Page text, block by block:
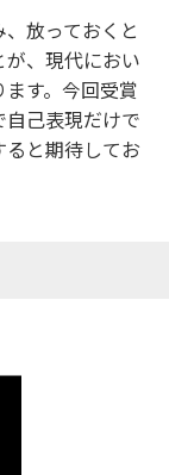
放っておくと
、現代におい
す。今回受賞
己表現だけで
と期待してお